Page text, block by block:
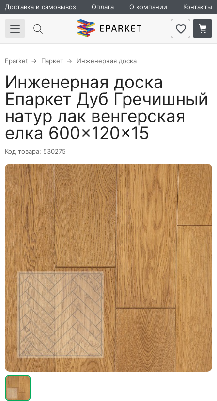
Доставка и самовывоз Оплата О компании Контакты
Eparket Паркет Инженерная доска
Инженерная доска
Епаркет Дуб Гречишный
натур лак венгерская
елка 600×120×15
Код товара: 530275